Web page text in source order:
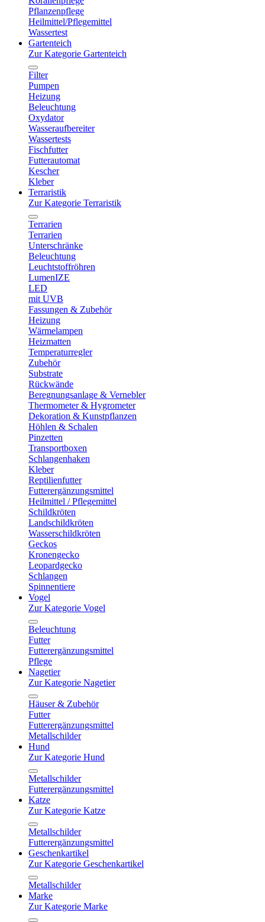
Pflanzenpflege
Heilmittel/Pflegemittel
Wassertest
Gartenteich
Zur Kategorie Gartenteich
Filter
Pumpen
Heizung
Beleuchtung
Oxydator
Wasseraufbereiter
Wassertests
Fischfutter
Futterautomat
Kescher
Kleber
Terraristik
Zur Kategorie Terraristik
Terrarien
Terrarien
Unterschränke
Beleuchtung
Leuchtstoffröhren
LumenIZE
LED
mit UVB
Fassungen & Zubehör
Heizung
Wärmelampen
Heizmatten
Temperaturregler
Zubehör
Substrate
Rückwände
Beregnungsanlage & Vernebler
Thermometer & Hygrometer
Dekoration & Kunstpflanzen
Höhlen & Schalen
Pinzetten
Transportboxen
Schlangenhaken
Kleber
Reptilienfutter
Futterergänzungsmittel
Heilmittel / Pflegemittel
Schildkröten
Landschildkröten
Wasserschildkröten
Geckos
Kronengecko
Leopardgecko
Schlangen
Spinnentiere
Vogel
Zur Kategorie Vogel
Beleuchtung
Futter
Futterergänzungsmittel
Pflege
Nagetier
Zur Kategorie Nagetier
Häuser & Zubehör
Futter
Futterergänzungsmittel
Metallschilder
Hund
Zur Kategorie Hund
Metallschilder
Futterergänzungsmittel
Katze
Zur Kategorie Katze
Metallschilder
Futterergänzungsmittel
Geschenkartikel
Zur Kategorie Geschenkartikel
Metallschilder
Marke
Zur Kategorie Marke